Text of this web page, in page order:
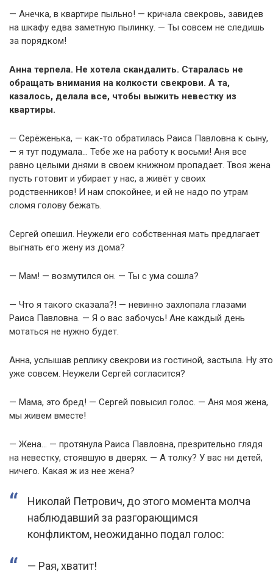
— Анечка, в квартире пыльно! — кричала свекровь, завидев
на шкафу едва заметную пылинку. — Ты совсем не следишь
за порядком!
Анна терпела. Не хотела скандалить. Старалась не
обращать внимания на колкости свекрови. А та,
казалось, делала все, чтобы выжить невестку из
квартиры.
— Серёженька, — как-то обратилась Раиса Павловна к сыну,
— я тут подумала… Тебе же на работу к восьми! Аня все
равно целыми днями в своем книжном пропадает. Твоя жена
пусть готовит и убирает у нас, а живёт у своих
родственников! И нам спокойнее, и ей не надо по утрам
сломя голову бежать.
Сергей опешил. Неужели его собственная мать предлагает
выгнать его жену из дома?
— Мам! — возмутился он. — Ты с ума сошла?
— Что я такого сказала?! — невинно захлопала глазами
Раиса Павловна. — Я о вас забочусь! Ане каждый день
мотаться не нужно будет.
Анна, услышав реплику свекрови из гостиной, застыла. Ну это
уже совсем. Неужели Сергей согласится?
— Мама, это бред! — Сергей повысил голос. — Аня моя жена,
мы живем вместе!
— Жена… — протянула Раиса Павловна, презрительно глядя
на невестку, стоявшую в дверях. — А толку? У вас ни детей,
ничего. Какая ж из нее жена?
Николай Петрович, до этого момента молча
наблюдавший за разгорающимся
конфликтом, неожиданно подал голос:
— Рая, хватит!